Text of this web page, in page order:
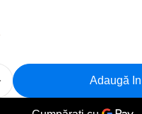
Pentru Tricou
Creșteți Cantitatea
Adaugă